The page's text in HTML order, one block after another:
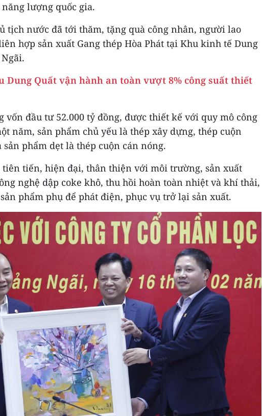
lượng quốc gia.
tịch nước đã tới thăm, tặng quà công nhân, người lao
hợp sản xuất Gang thép Hòa Phát tại Khu kinh tế Dung
Dung Quất vận hành an toàn vượt 8% công suất thiết
vốn đầu tư 52.000 tỷ đồng, được thiết kế với quy mô công
năm, sản phẩm chủ yếu là thép xây dựng, thép cuộn
sản phẩm dẹt là thép cuộn cán nóng.
tiên tiến, hiện đại, thân thiện với môi trường, sản xuất
nghệ dập coke khô, thu hồi hoàn toàn nhiệt và khí thải,
phẩm phụ để phát điện, phục vụ trở lại sản xuất.